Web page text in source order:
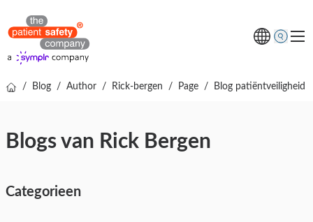
Kenniscentrum
Gratis online demo
/ Blog / Author / Rick-bergen / Page / Blog patiëntveiligheid
Blogs van Rick Bergen
Categorieen